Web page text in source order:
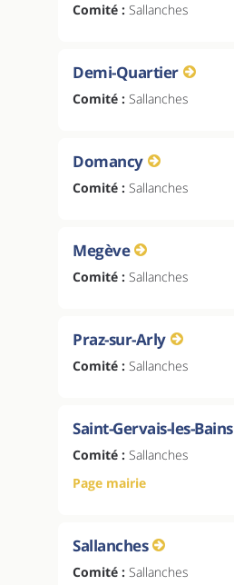
Comité : Sallanches
Demi-Quartier
Comité : Sallanches
Domancy
Comité : Sallanches
Megève
Comité : Sallanches
Praz-sur-Arly
Comité : Sallanches
Saint-Gervais-les-Bains
Comité : Sallanches
Page mairie
Sallanches
Comité : Sallanches